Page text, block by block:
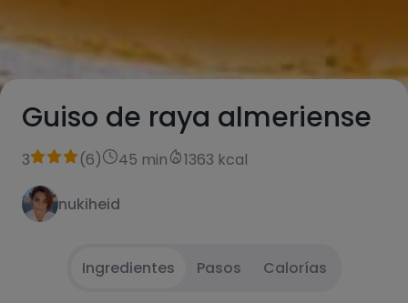
Guiso de raya almeriense
3 (6) 45 min 1363 kcal
nukiheid
Ingredientes Pasos Calorías